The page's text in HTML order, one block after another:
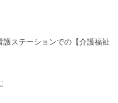
ステーションでの【介護福祉